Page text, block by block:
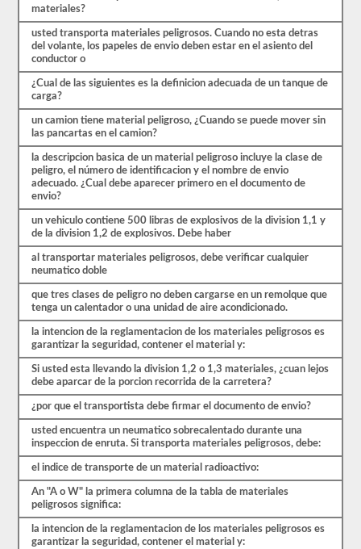
primer
paso
para
obtener
respaldo.
También
tendrá
que
tomar
huellas
digitales
aprobar
una
evaluación
amenazas
aprobación
de
materiales
peligrosos
de
TSA
para
ser
aprobado
llevar
una
aprobación
HazMat.
Nuestra
prueba
ha
utilizado
desde
materiales?
usted transporta materiales peligrosos. Cuando no esta detras
del volante, los papeles de envio deben estar en el asiento del
conductor o
¿Cual de las siguientes es la definicion adecuada de un tanque de
carga?
un camion tiene material peligroso, ¿Cuando se puede mover sin
las pancartas en el camion?
la descripcion basica de un material peligroso incluye la clase de
peligro, el número de identificacion y el nombre de envio
adecuado. ¿Cual debe aparecer primero en el documento de
envio?
un vehiculo contiene 500 libras de explosivos de la division 1,1 y
de la division 1,2 de explosivos. Debe haber
al transportar materiales peligrosos, debe verificar cualquier
neumatico doble
que tres clases de peligro no deben cargarse en un remolque que
tenga un calentador o una unidad de aire acondicionado.
la intencion de la reglamentacion de los materiales peligrosos es
garantizar la seguridad, contener el material y:
Si usted esta llevando la division 1,2 o 1,3 materiales, ¿cuan lejos
debe aparcar de la porcion recorrida de la carretera?
¿por que el transportista debe firmar el documento de envio?
usted encuentra un neumatico sobrecalentado durante una
inspeccion de enruta. Si transporta materiales peligrosos, debe:
el indice de transporte de un material radioactivo:
An "A o W" la primera columna de la tabla de materiales
peligrosos significa:
la intencion de la reglamentacion de los materiales peligrosos es
garantizar la seguridad, contener el material y: